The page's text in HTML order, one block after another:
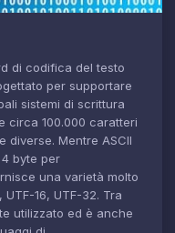
di codifica del testo
per supportare
sistemi di scrittura
circa 100.000 caratteri
diverse. Mentre ASCII
byte per
una varietà molto
16, UTF-32. Tra
utilizzato ed è anche